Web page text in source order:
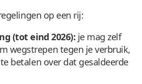
op een rij:
(tot eind 2026): je mag zelf
wegstrepen tegen je verbruik,
betalen over dat gesaldeerde